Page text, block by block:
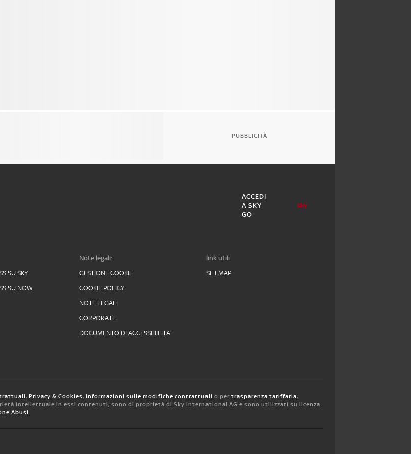
PUBBLICITÀ
ACCEDI
A SKY
GO
SU SKY
SU NOW
Note legali:
GESTIONE COOKIE
COOKIE POLICY
NOTE LEGALI
CORPORATE
DOCUMENTO DI ACCESSIBILITA'
link utili
SITEMAP
, Privacy & Cookies, informazioni sulle modifiche contrattuali o per trasparenza tariffaria,
intellettuale in essi contenuti, sono di proprietà di Sky international AG e sono utilizzati su licenza.
Abusi